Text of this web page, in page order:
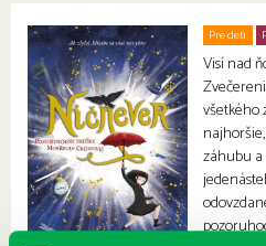
Pre deti
Visí nad
všetkého
záhubu